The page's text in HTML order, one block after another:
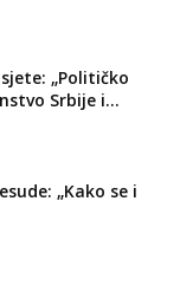
„Političko
Srbije i...
„Kako se i